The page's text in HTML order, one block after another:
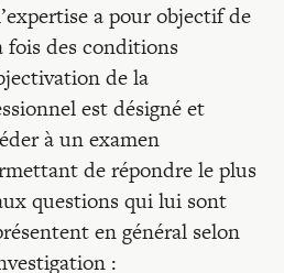
a pour objectif de
des conditions
de la
est désigné et
à un examen
de répondre le plus
questions qui lui sont
en général selon
: